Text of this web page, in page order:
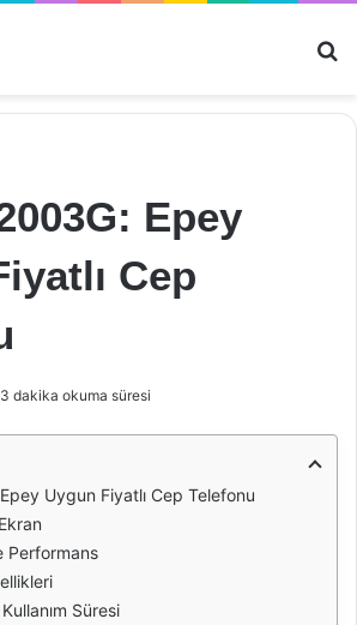
Epey
Cep
3 dakika okuma süresi
Uygun Fiyatlı Cep Telefonu
Performans
Süresi